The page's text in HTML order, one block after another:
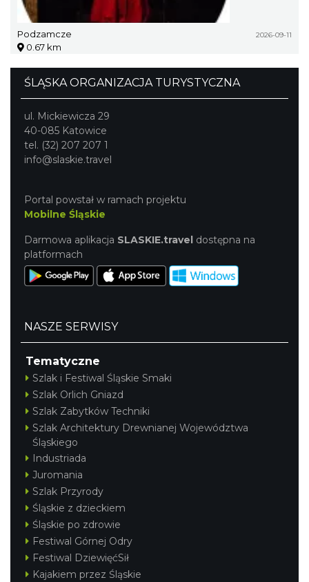
Podzamcze 2026-09-11
0.67 km
ŚLĄSKA ORGANIZACJA TURYSTYCZNA
ul. Mickiewicza 29
40-085 Katowice
tel. (32) 207 207 1
info@slaskie.travel
Portal powstał w ramach projektu
Mobilne Śląskie
Darmowa aplikacja SLASKIE.travel dostępna na
platformach
NASZE SERWISY
Tematyczne
Szlak i Festiwal Śląskie Smaki
Szlak Orlich Gniazd
Szlak Zabytków Techniki
Szlak Architektury Drewnianej Województwa
Śląskiego
Industriada
Juromania
Szlak Przyrody
Śląskie z dzieckiem
Śląskie po zdrowie
Festiwal Górnej Odry
Festiwal DziewięćSił
Kajakiem przez Śląskie